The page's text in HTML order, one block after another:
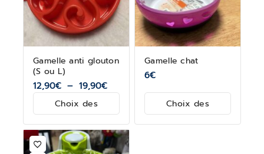
Gamelle anti glouton
(S ou L)
12,90€ – 19,90€
Choix des
Gamelle chat
6€
Choix des